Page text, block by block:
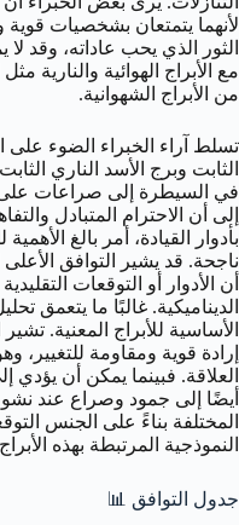
لأنهما يتمتعان بشخصيات
الثور الذي يحب عاداته، وقد
مع الأبراج الهوائية والنارية
من الأبراج الشهوانية.
تسلط آراء الخبراء الضوء على
الثابت وبرج الأسد الناري
في السيطرة إلى صراعات على
إلى أن الاحترام المتبادل
بأدوار القيادة، أمر بالغ
ناجحة. قد يشير التوافق
أن الأدوار أو التوقعات
الديناميكية. غالبًا ما يتعمق
الأساسية للأبراج المعنية.
إرادة قوية ومقاومة
العلاقة. فبينما يمكن أن يؤدي
أيضًا إلى جمود وصراع عند
المختلفة بناءً على الجنس
النموذجية المرتبطة بهذه
جدول التوافق 📊